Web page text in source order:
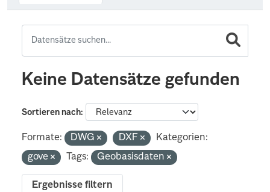
Keine Datensätze gefunden
Sortieren nach
Formate: DWG DXF
Kategorien:
gove
Tags: Geobasisdaten
Ergebnisse filtern